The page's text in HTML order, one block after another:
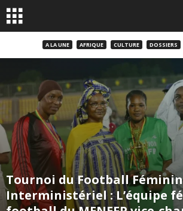
A LA UNE AFRIQUE CULTURE DOSSIERS
Tournoi du Football Féminin
Interministériel : L’équipe